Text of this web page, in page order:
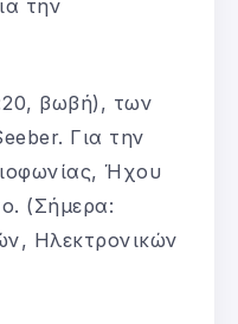
την
βωβή), των
Για την
Ήχου
(Σήμερα:
Ηλεκτρονικών